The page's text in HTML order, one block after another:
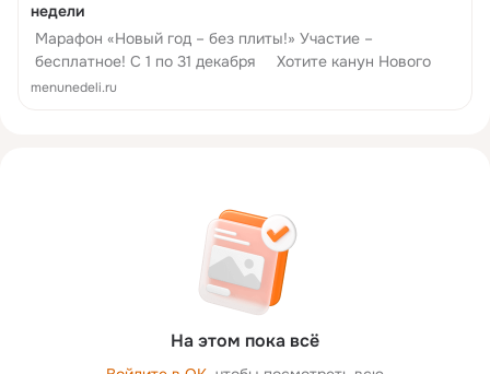
недели
Марафон «Новый год – без плиты!» Участие –
бесплатное! С 1 по 31 декабря Хотите канун Нового
menunedeli.ru
На этом пока всё